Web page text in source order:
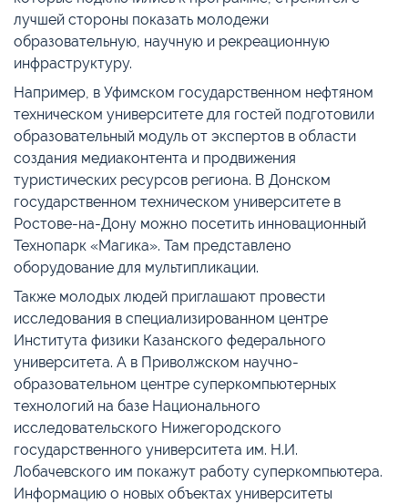
лучшей стороны показать молодежи
образовательную, научную и рекреационную
инфраструктуру.
Например, в Уфимском государственном нефтяном
техническом университете для гостей подготовили
образовательный модуль от экспертов в области
создания медиаконтента и продвижения
туристических ресурсов региона. В Донском
государственном техническом университете в
Ростове-на-Дону можно посетить инновационный
Технопарк «Магика». Там представлено
оборудование для мультипликации.
Также молодых людей приглашают провести
исследования в специализированном центре
Института физики Казанского федерального
университета. А в Приволжском научно-
образовательном центре суперкомпьютерных
технологий на базе Национального
исследовательского Нижегородского
государственного университета им. Н.И.
Лобачевского им покажут работу суперкомпьютера.
Информацию о новых объектах университеты